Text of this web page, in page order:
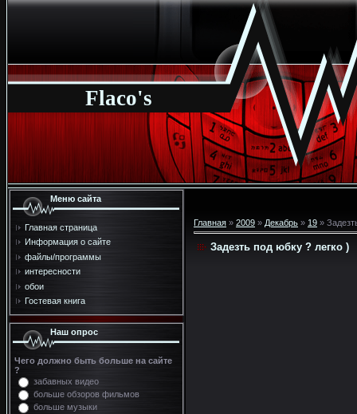
Flaco's
Меню сайта
Главная страница
Информация о сайте
файлы/программы
интересности
обои
Гостевая книга
Наш опрос
Чего должно быть больше на сайте
?
забавных видео
больше обзоров фильмов
больше музыки
Главная » 2009 » Декабрь » 19 »
Задезть под юбку ? легко )